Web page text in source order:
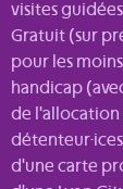
visites
Gratuit (sur
pour les
handicap
de l'allocation
d'une carte